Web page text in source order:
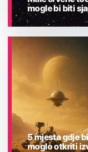
mogle bi biti
5 mjesta gdje
moglo otkriti